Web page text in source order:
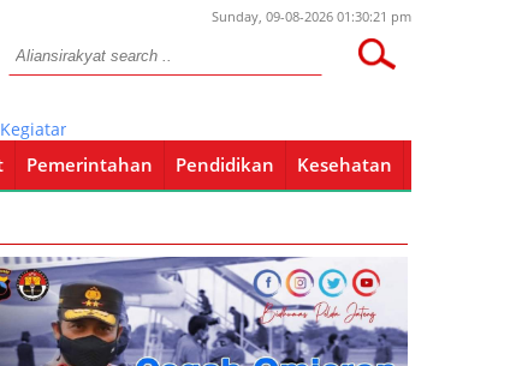
Sunday, 09-08-2026 01:30:21 pm
Bhakti Sosial Donor Darah
Pemerintahan Pendidikan Kesehatan
Kesehatan